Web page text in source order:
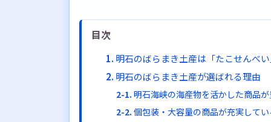
目次
明石のばらまき土産は「たこせんべ
明石のばらまき土産が選ばれる理由
明石海峡の海産物を活かした商品が
個包装・大容量の商品が充実してい